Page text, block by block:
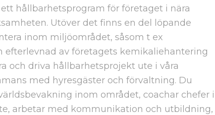
hållbarhetsprogram för företaget i nära
Utöver det finns en del löpande
inom miljöområdet, såsom t ex
efterlevnad av företagets kemikaliehantering
och driva hållbarhetsprojekt ute i våra
med hyresgäster och förvaltning. Du
inom området, coachar chefer i
arbetar med kommunikation och utbildning,